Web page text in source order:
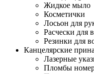
Жидкое мыло
Косметички
Лосьон для
Расчески для
Резинки для
Канцелярские
Лазерные
Пломбы